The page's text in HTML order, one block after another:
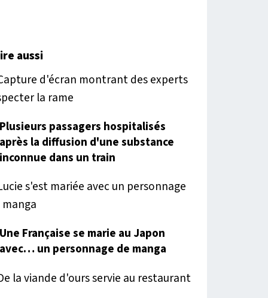
aussi
Plusieurs passagers hospitalisés
après la diffusion d'une substance
inconnue dans un train
Une Française se marie au Japon
avec… un personnage de manga